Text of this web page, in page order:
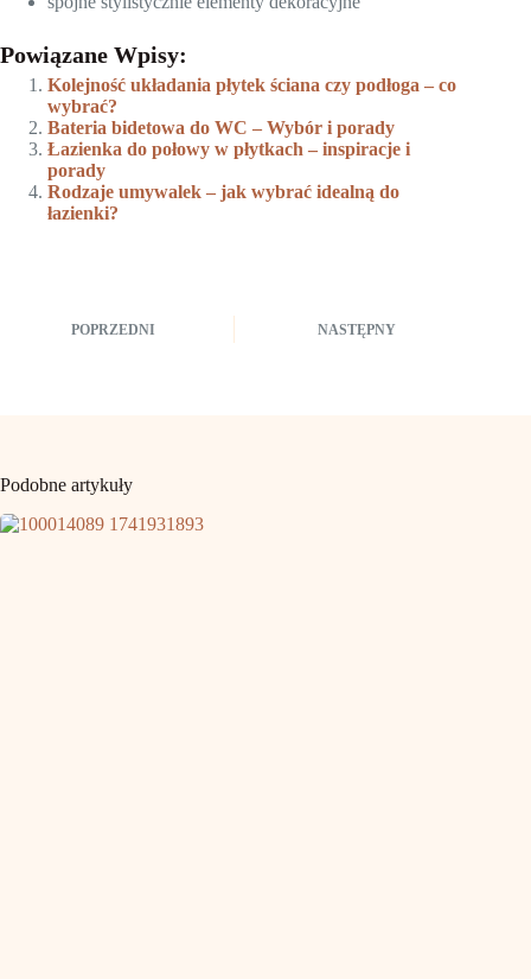
Powiązane Wpisy:
Kolejność układania płytek ściana czy podłoga – co
wybrać?
Bateria bidetowa do WC – Wybór i porady
Łazienka do połowy w płytkach – inspiracje i
porady
Rodzaje umywalek – jak wybrać idealną do
łazienki?
POPRZEDNI NASTĘPNY
Podobne artykuły